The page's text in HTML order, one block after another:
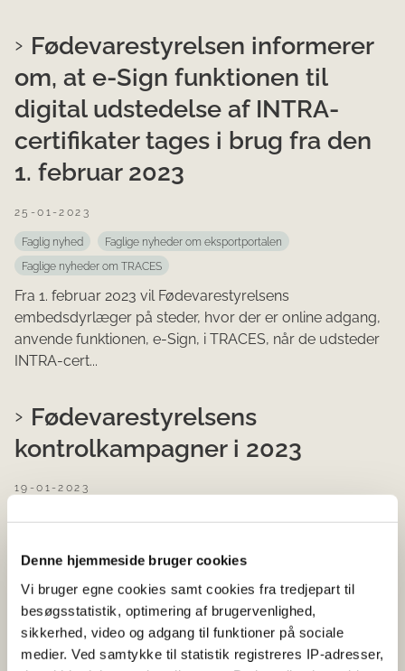
Denne hjemmeside bruger cookies
Vi bruger egne cookies samt cookies fra tredjepart til
besøgsstatistik, optimering af brugervenlighed,
sikkerhed, video og adgang til funktioner på sociale
medier. Ved samtykke til statistik registreres IP-adresser,
Fødevarestyrelsen informerer
om, at e-Sign funktionen til
digital udstedelse af INTRA-
certifikater tages i brug fra den
1. februar 2023
25-01-2023
Faglig nyhed
Faglige nyheder om eksportportalen
Faglige nyheder om TRACES
Fra 1. februar 2023 vil Fødevarestyrelsens
embedsdyrlæger på steder, hvor der er online adgang,
anvende funktionen, e-Sign, i TRACES, når de udsteder
INTRA-cert...
Fødevarestyrelsens
kontrolkampagner i 2023
19-01-2023
kontrolkampagner for 2023 klar.
Faglige nyheder om
certifikatdatabasen den 19.